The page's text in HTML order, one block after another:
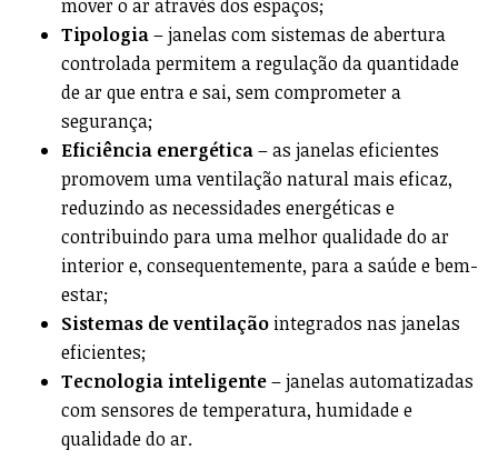
mover o ar através dos espaços;
Tipologia– janelas com sistemas de abertura
controlada permitem a regulação da quantidade
de ar que entra e sai, sem comprometer a
segurança;
Eficiência energética– as janelas eficientes
promovem uma ventilação natural mais eficaz,
reduzindo as necessidades energéticas e
contribuindo para uma melhor qualidade do ar
interior e, consequentemente, para a saúde e bem-
estar;
Sistemas de ventilação integrados nas janelas
eficientes;
Tecnologia inteligente– janelas automatizadas
com sensores de temperatura, humidade e
qualidade do ar.